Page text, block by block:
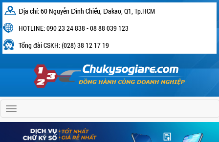
Địa chỉ: 60 Nguyễn Đình Chiểu, Đakao, Q1, Tp.HCM
HOTLINE: 090 23 24 838 - 08 88 039 123
Tổng đài CSKH: (028) 38 12 17 19